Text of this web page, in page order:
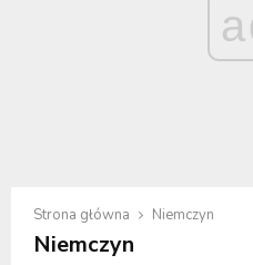
Strona główna Niemczyn
Niemczyn